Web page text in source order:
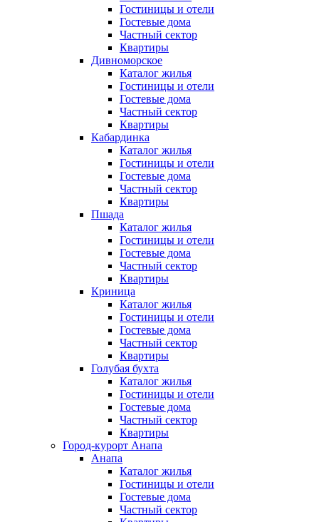
Гостиницы и отели
Гостевые дома
Частный сектор
Квартиры
Дивноморское
Каталог жилья
Гостиницы и отели
Гостевые дома
Частный сектор
Квартиры
Кабардинка
Каталог жилья
Гостиницы и отели
Гостевые дома
Частный сектор
Квартиры
Пшада
Каталог жилья
Гостиницы и отели
Гостевые дома
Частный сектор
Квартиры
Криница
Каталог жилья
Гостиницы и отели
Гостевые дома
Частный сектор
Квартиры
Голубая бухта
Каталог жилья
Гостиницы и отели
Гостевые дома
Частный сектор
Квартиры
Город-курорт Анапа
Анапа
Каталог жилья
Гостиницы и отели
Гостевые дома
Частный сектор